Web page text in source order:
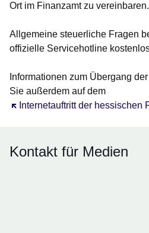
Ort im Finanzamt zu vereinbaren.
Allgemeine steuerliche Fragen
offizielle Servicehotline
Informationen zum Übergang
Sie außerdem auf dem
Internetauftritt der hessischen
Öffnet sich in einem neuen
Kontakt für Medien